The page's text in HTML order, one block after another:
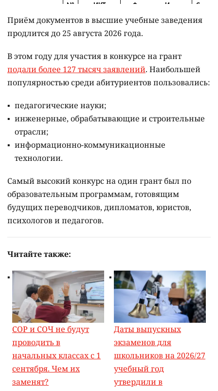
Приём документов в высшие учебные заведения
продлится до 25 августа 2026 года.
В этом году для участия в конкурсе на грант
подали более 127 тысяч заявлений. Наибольшей
популярностью среди абитуриентов пользовались:
педагогические науки;
инженерные, обрабатывающие и строительные
отрасли;
информационно-коммуникационные
технологии.
Самый высокий конкурс на один грант был по
образовательным программам, готовящим
будущих переводчиков, дипломатов, юристов,
психологов и педагогов.
Читайте также:
СОР и СОЧ не будут
проводить в
начальных классах с 1
сентября. Чем их
заменят?
Даты выпускных
экзаменов для
школьников на 2026/27
учебный год
утвердили в